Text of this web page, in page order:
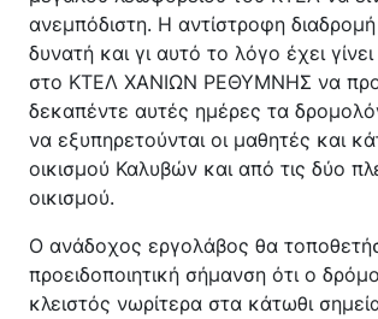
ανεμπόδιστη. Η αντίστροφη διαδρομή
δυνατή και γι αυτό το λόγο έχει
στο ΚΤΕΛ ΧΑΝΙΩΝ ΡΕΘΥΜΝΗΣ να
δεκαπέντε αυτές ημέρες τα
να εξυπηρετούνται οι μαθητές και
οικισμού Καλυβών και από τις δύο
οικισμού.
Ο ανάδοχος εργολάβος θα
προειδοποιητική σήμανση ότι ο
κλειστός νωρίτερα στα κάτωθι